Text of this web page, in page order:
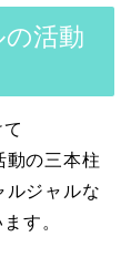
活動
動の三本柱
ルジャルな
す。